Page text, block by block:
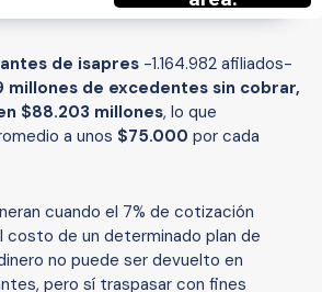
de isapres -1.164.982 afiliados-
millones de excedentes sin cobrar,
$88.203 millones, lo que
a unos $75.000 por cada
cuando el 7% de cotización
costo de un determinado plan de
no puede ser devuelto en
pero sí traspasar con fines